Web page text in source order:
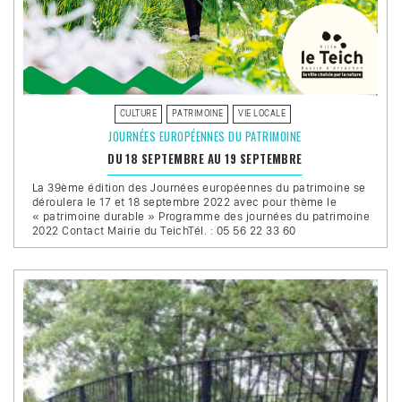
CULTURE PATRIMOINE VIE LOCALE
JOURNÉES EUROPÉENNES DU PATRIMOINE
DU 18 SEPTEMBRE AU 19 SEPTEMBRE
La 39ème édition des Journées européennes du patrimoine se
déroulera le 17 et 18 septembre 2022 avec pour thème le
« patrimoine durable » Programme des journées du patrimoine
2022 Contact Mairie du TeichTél. : 05 56 22 33 60